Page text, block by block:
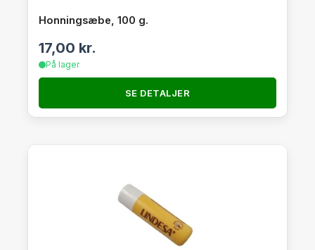
Honningsæbe, 100 g.
17,00 kr.
På lager
SE DETALJER